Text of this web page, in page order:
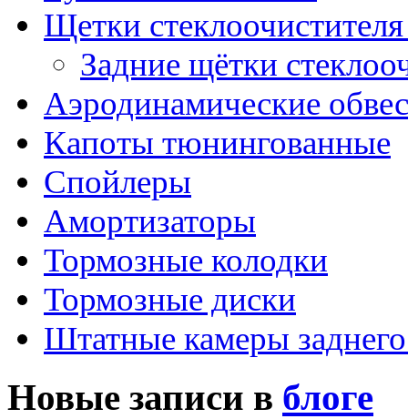
Щетки
Задние щётки
Аэродинамические
Капоты тюнингованные
Спойлеры
Амортизаторы
Тормозные колодки
Тормозные диски
Штатные камеры
Новые записи в блоге